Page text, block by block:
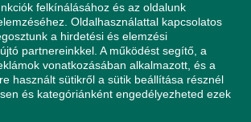
Csomád, Levente utca 14/A
állapotban érzi magát, a magatartása
Önt vagy a környezetében élőket, azonnal
Segélyvonalhoz (telefon: 112).
és az Online Pszichológia Kft. nem vállal
felkínálásához és az oldalunk
Oldalhasználattal kapcsolatos
a hirdetési és elemzési
partnereinkkel. A működést segítő, a
vonatkozásában alkalmazott, és a
használt sütikről a sütik beállítása résznél
és kategóriánként engedélyezheted ezek